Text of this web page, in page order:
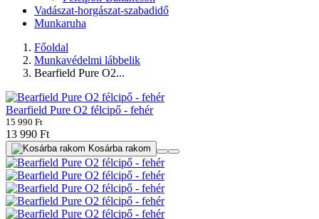
Vadászat-horgászat-szabadidő
Munkaruha
Főoldal
Munkavédelmi lábbelik
Bearfield Pure O2...
Bearfield Pure O2 félcipő - fehér
15 990 Ft
13 990 Ft
Kosárba rakom